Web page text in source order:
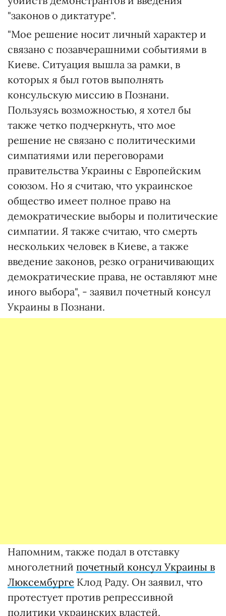
"законов о диктатуре".
"Мое решение носит личный характер и
связано с позавчерашними событиями в
Киеве. Ситуация вышла за рамки, в
которых я был готов выполнять
консульскую миссию в Познани.
Пользуясь возможностью, я хотел бы
также четко подчеркнуть, что мое
решение не связано с политическими
симпатиями или переговорами
правительства Украины с Европейским
союзом. Но я считаю, что украинское
общество имеет полное право на
демократические выборы и политические
симпатии. Я также считаю, что смерть
нескольких человек в Киеве, а также
введение законов, резко ограничивающих
демократические права, не оставляют мне
иного выбора", - заявил почетный консул
Украины в Познани.
Напомним, также подал в отставку
многолетний почетный консул Украины в
Люксембурге Клод Раду. Он заявил, что
протестует против репрессивной
политики украинских властей.